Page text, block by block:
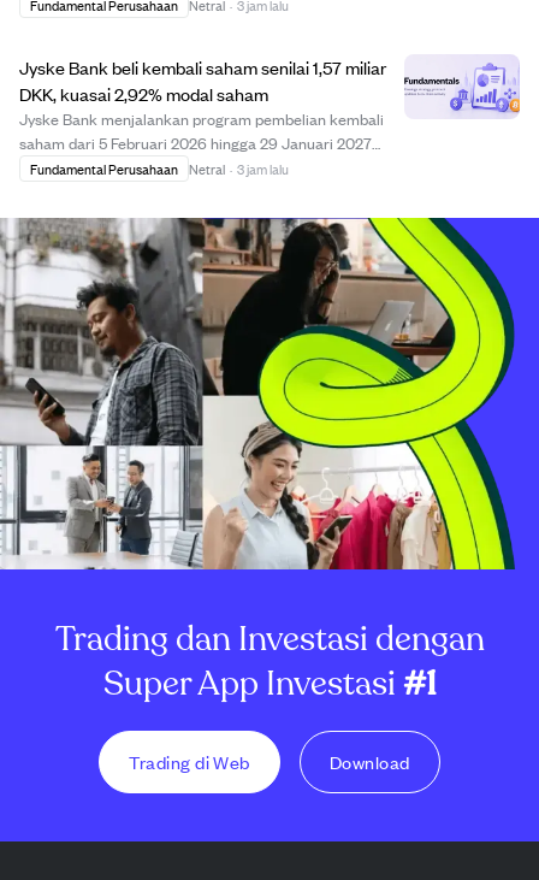
Fundamental Perusahaan Netral · 3 jam lalu
Jyske Bank beli kembali saham senilai 1,57 miliar
DKK, kuasai 2,92% modal saham
Jyske Bank menjalankan program pembelian kembali
saham dari 5 Februari 2026 hingga 29 Januari 2027
dengan nilai maksimal 3 miliar DKK. Hingga awal
senilai sekitar 1,57 miliar DKK dengan harga rata-rata 9...
Fundamental Perusahaan Netral · 3 jam lalu
Trading dan Investasi dengan
Super App Investasi#1
Trading di Web Download